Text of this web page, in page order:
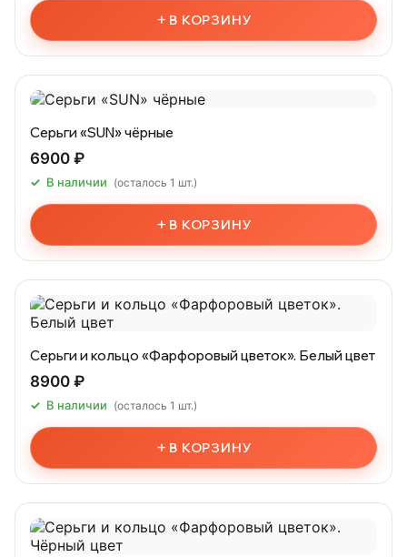
+ В КОРЗИНУ
Cерьги «SUN» чёрные
6900 ₽
В наличии (осталось 1 шт.)
+ В КОРЗИНУ
Серьги и кольцо «Фарфоровый цветок». Белый цвет
8900 ₽
В наличии (осталось 1 шт.)
+ В КОРЗИНУ